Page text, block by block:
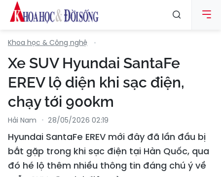
Khoa học & Công nghệ
Xe SUV Hyundai SantaFe
EREV lộ diện khi sạc điện,
chạy tới 900km
Hải Nam 28/05/2026 02:19
Hyundai SantaFe EREV mới đây đã lần đầu bị
bắt gặp trong khi sạc điện tại Hàn Quốc, qua
đó hé lộ thêm nhiều thông tin đáng chú ý về